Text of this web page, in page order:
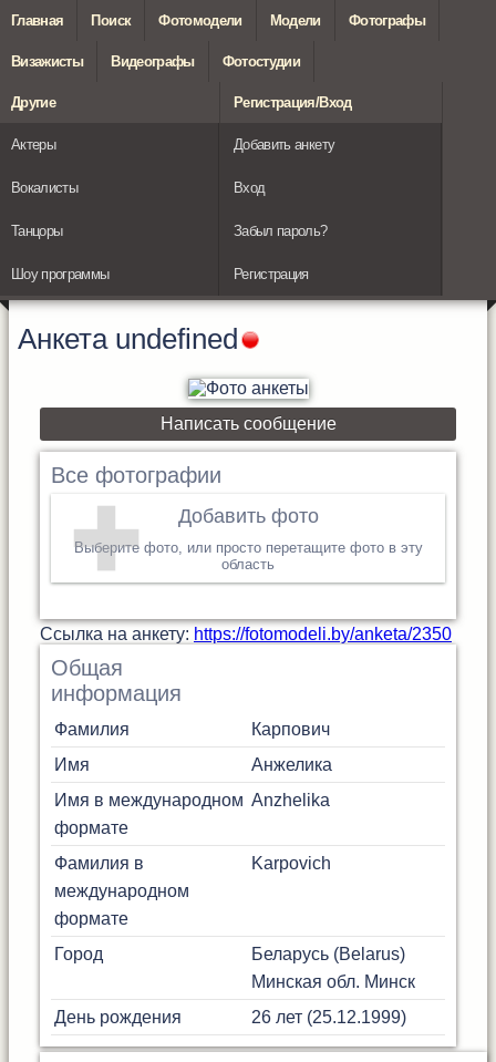
Главная Поиск Фотомодели Модели Фотографы
Визажисты Видеографы Фотостудии
Другие
Актеры
Вокалисты
Танцоры
Шоу программы
Регистрация/Вход
Добавить анкету
Вход
Забыл пароль?
Регистрация
Анкета undefined
Написать сообщение
Все фотографии
Добавить фото
Выберите фото, или просто перетащите фото в эту
область
Cсылка на анкету: https://fotomodeli.by/anketa/2350
Общая
информация
Фамилия
Карпович
Имя
Анжелика
Имя в международном
формате
Anzhelika
Фамилия в
международном
формате
Karpovich
Город
Беларусь (Belarus)
Минская обл. Минск
День рождения
26 лет (25.12.1999)